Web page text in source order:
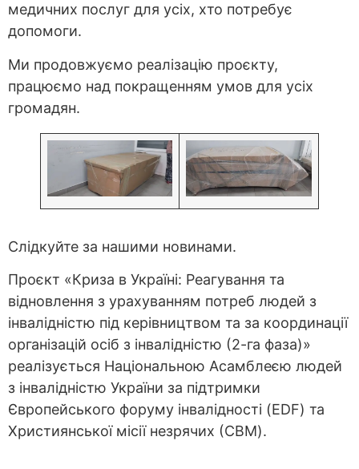
медичних послуг для усіх, хто потребує
допомоги.
Ми продовжуємо реалізацію проєкту,
працюємо над покращенням умов для усіх
громадян.
Слідкуйте за нашими новинами.
Проєкт «Криза в Україні: Реагування та
відновлення з урахуванням потреб людей з
інвалідністю під керівництвом та за координації
організацій осіб з інвалідністю (2-га фаза)»
реалізується Національною Асамблеєю людей
з інвалідністю України за підтримки
Європейського форуму інвалідності (EDF) та
Християнської місії незрячих (СBM).